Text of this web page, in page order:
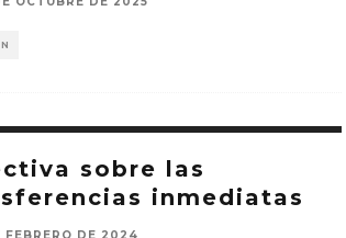
sobre las
inmediatas